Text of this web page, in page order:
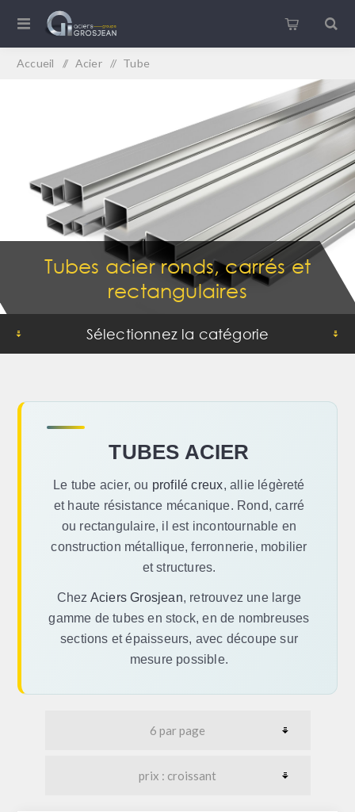
Accueil / Acier / Tube
Tubes acier ronds, carrés et
rectangulaires
Sélectionnez la catégorie
TUBES ACIER
Le tube acier, ou profilé creux, allie légèreté
et haute résistance mécanique. Rond, carré
ou rectangulaire, il est incontournable en
construction métallique, ferronnerie, mobilier
et structures.
Chez Aciers Grosjean, retrouvez une large
gamme de tubes en stock, en de nombreuses
sections et épaisseurs, avec découpe sur
mesure possible.